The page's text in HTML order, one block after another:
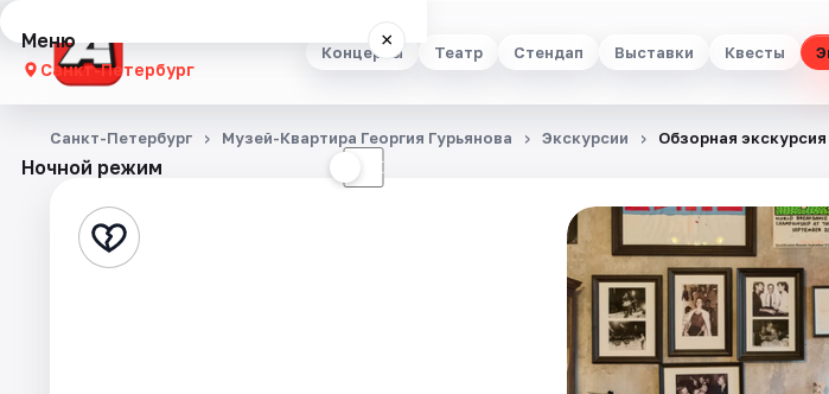
Концерты Театр Стендап Выставки Квесты
Меню ×
Санкт-Петербург
Концерты
Стендап
Ночной режим ☾
Санкт-Петербург Музей-Квартира Георгия Гурьянова Экскурсии Обзорная